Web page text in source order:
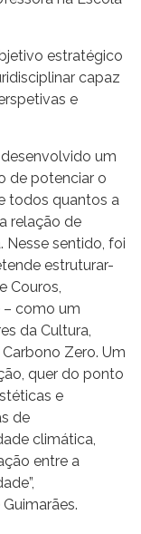
estratégico
capaz
e
um
de potenciar o
todos quantos a
relação de
Nesse sentido, foi
estruturar-
Couros,
– como um
da Cultura,
Zero. Um
quer do ponto
e
de
climática,
entre a